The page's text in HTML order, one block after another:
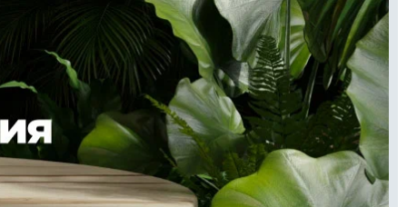
ТУРИЗМ
ВСЕ О КП РАДИО КП